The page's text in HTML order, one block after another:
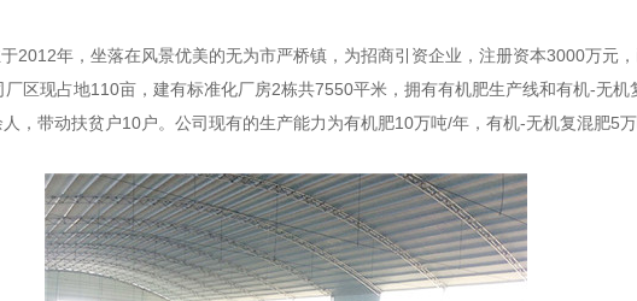
2012年，坐落在风景优美的无为市严桥镇，为招商引资企业，注册资本3000万元
区现占地110亩，建有标准化厂房2栋共7550平米，拥有有机肥生产线和有机-无机
，带动扶贫户10户。公司现有的生产能力为有机肥10万吨/年，有机-无机复混肥5万